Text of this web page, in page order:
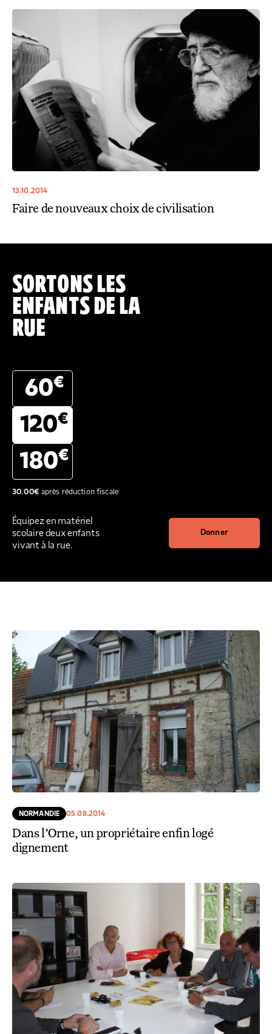
13.10.2014
Faire de nouveaux choix de civilisation
SORTONS LES
ENFANTS DE LA
RUE
60€
120€
180€
30.00€après réduction fiscale
Équipez en matériel
scolaire deux enfants
vivant à la rue.
Donner
NORMANDIE 05.08.2014
Dans l’Orne, un propriétaire enfin logé
dignement